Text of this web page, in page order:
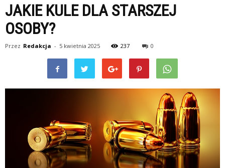
JAKIE KULE DLA STARSZEJ
OSOBY?
Przez Redakcja - 5 kwietnia 2025 237 0